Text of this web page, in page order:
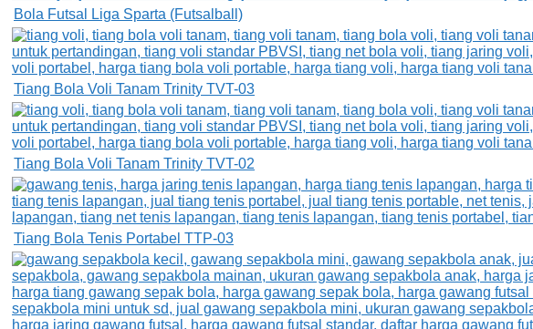
Bola Futsal Liga Sparta (Futsalball)
Tiang Bola Voli Tanam Trinity TVT-03
Tiang Bola Voli Tanam Trinity TVT-02
Tiang Bola Tenis Portabel TTP-03